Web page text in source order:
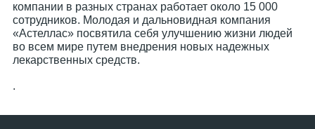
компании в разных странах работает около 15 000
сотрудников. Молодая и дальновидная компания
«Астеллас» посвятила себя улучшению жизни людей
во всем мире путем внедрения новых надежных
лекарственных средств.
.